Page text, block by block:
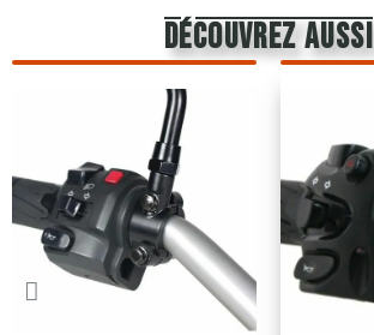
découvrez aussi